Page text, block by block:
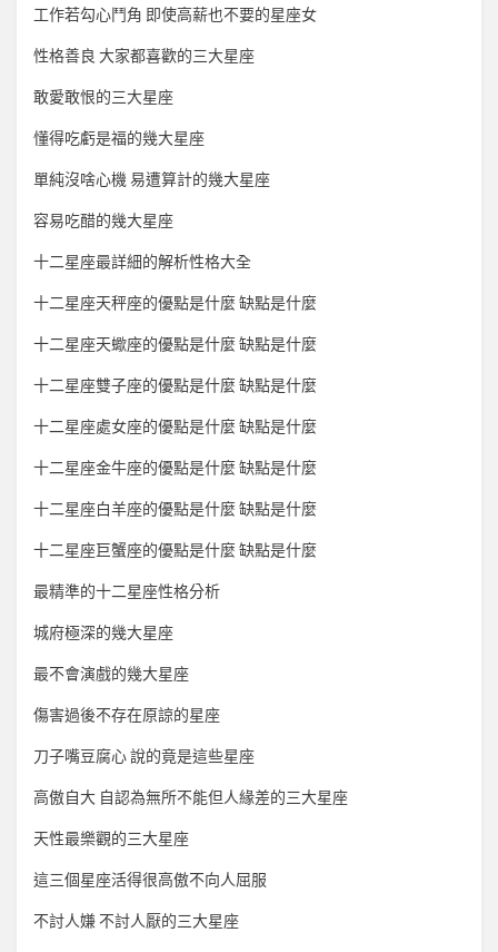
工作若勾心鬥角 即使高薪也不要的星座女
性格善良 大家都喜歡的三大星座
敢愛敢恨的三大星座
懂得吃虧是福的幾大星座
單純沒啥心機 易遭算計的幾大星座
容易吃醋的幾大星座
十二星座最詳細的解析性格大全
十二星座天秤座的優點是什麼 缺點是什麼
十二星座天蠍座的優點是什麼 缺點是什麼
十二星座雙子座的優點是什麼 缺點是什麼
十二星座處女座的優點是什麼 缺點是什麼
十二星座金牛座的優點是什麼 缺點是什麼
十二星座白羊座的優點是什麼 缺點是什麼
十二星座巨蟹座的優點是什麼 缺點是什麼
最精準的十二星座性格分析
城府極深的幾大星座
最不會演戲的幾大星座
傷害過後不存在原諒的星座
刀子嘴豆腐心 說的竟是這些星座
高傲自大 自認為無所不能但人緣差的三大星座
天性最樂觀的三大星座
這三個星座活得很高傲不向人屈服
不討人嫌 不討人厭的三大星座